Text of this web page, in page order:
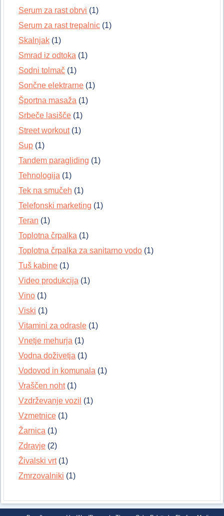
Serum za rast obrvi (1)
Serum za rast trepalnic (1)
Skalnjak (1)
Smrad iz odtoka (1)
Sodni tolmač (1)
Sončne elektrarne (1)
Športna masaža (1)
Srbeče lasišče (1)
Street workout(1)
Sup (1)
Tandem paragliding (1)
Tehnologija (1)
Tek na smučeh (1)
Telefonski marketing (1)
Teran (1)
Toplotna črpalka (1)
Toplotna črpalka za sanitarno vodo (1)
Tuš kabine (1)
Video produkcija (1)
Vino (1)
Viski (1)
Vitamini za odrasle (1)
Vnetje mehurja (1)
Vodna doživetja (1)
Vodovod in komunala (1)
Vraščen noht(1)
Vzdrževanje vozil (1)
Vzmetnice (1)
Žarnica (1)
Zdravje (2)
Živalski vrt(1)
Zmrzovalniki (1)